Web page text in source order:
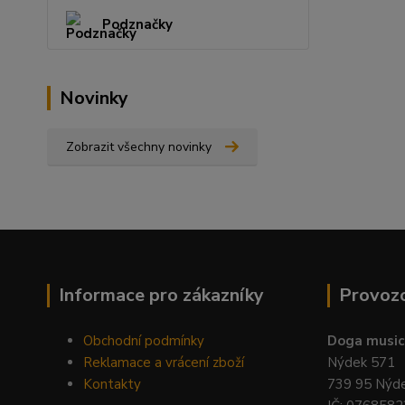
Podznačky
Novinky
Zobrazit všechny novinky
Informace pro zákazníky
Obchodní podmínky
Reklamace a vrácení zboží
Kontakty
Doga
Nýdek 571
739 95